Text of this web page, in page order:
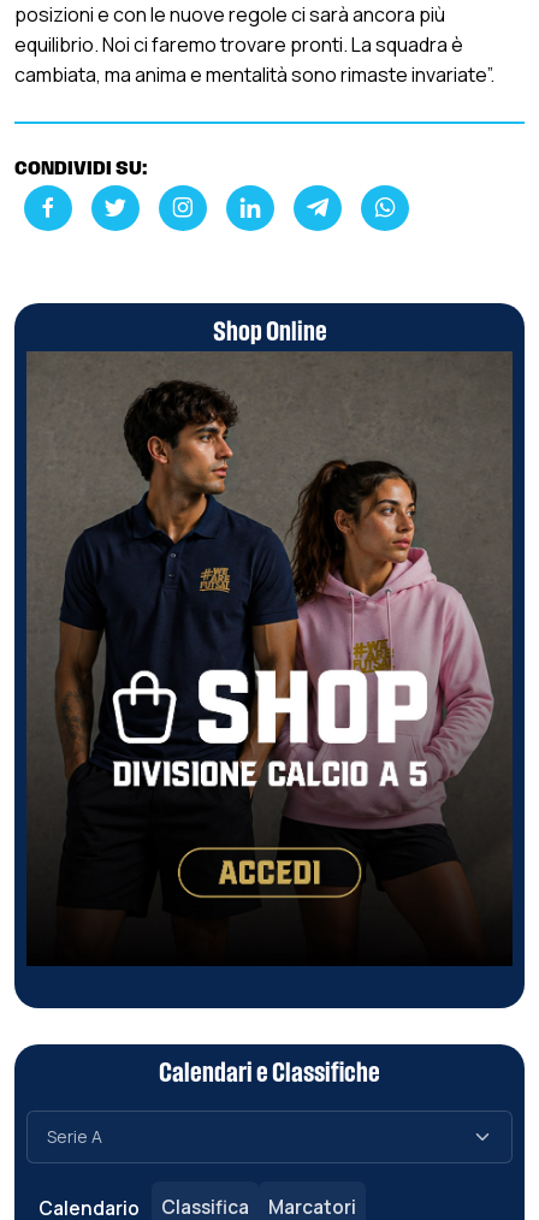
posizioni e con le nuove regole ci sarà ancora più
equilibrio. Noi ci faremo trovare pronti. La squadra è
cambiata, ma anima e mentalità sono rimaste invariate”.
CONDIVIDI SU:
Shop Online
Calendari e Classifiche
Calendario Classifica Marcatori